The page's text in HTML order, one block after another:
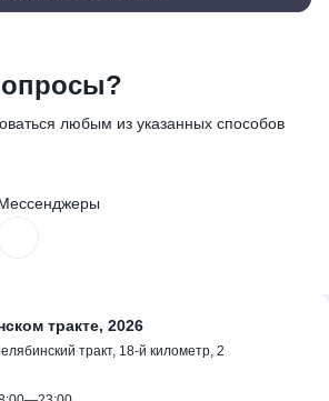
любым из указанных способов
тракте, 2026
тракт, 18-й километр, 2